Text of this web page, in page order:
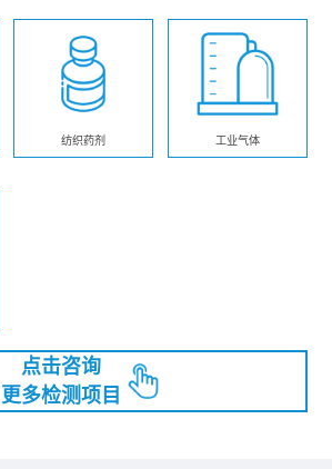
纺织药剂 工业气体
点击咨询
更多检测项目